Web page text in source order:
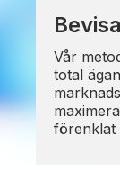
Vår
total
förenklat